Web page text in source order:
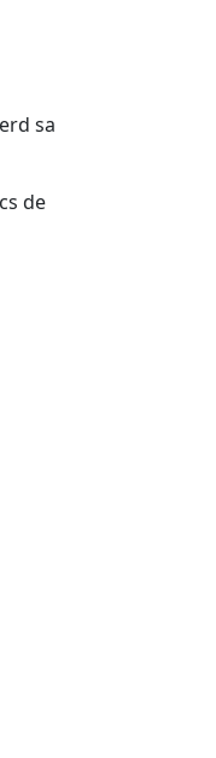
sa
de